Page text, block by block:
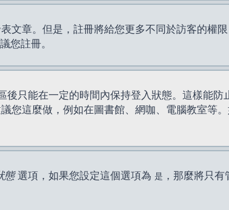
文章。但是，註冊將給您更多不同於訪客的權
您註冊。
後只能在一定的時間內保持登入狀態。這樣能
您這麼做，例如在圖書館、網咖、電腦教室等
態選項，如果您設定這個選項為 是 ，那麼將只